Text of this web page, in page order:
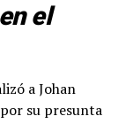
el
a Johan
su presunta